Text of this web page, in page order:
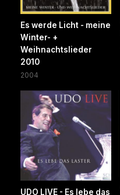
Es werde Licht - meine
Winter- +
Weihnachtslieder
2010
2004
UDO LIVE - Es lebe das